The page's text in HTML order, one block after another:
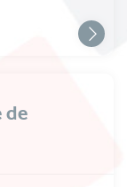
de